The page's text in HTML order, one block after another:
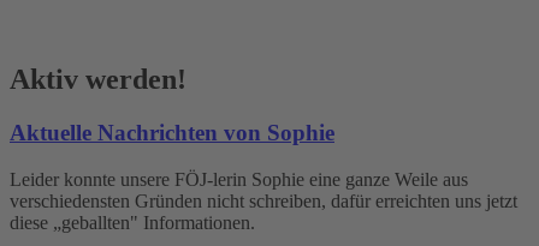
Aktiv werden!
Aktuelle Nachrichten von Sophie
Leider konnte unsere FÖJ-lerin Sophie eine ganze Weile aus
verschiedensten Gründen nicht schreiben, dafür erreichten uns jetzt
diese „geballten" Informationen.